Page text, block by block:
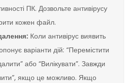
ПК. Дозвольте антивірусу
кожен файл.
Коли антивірус виявить
варіанти дій: “Перемістити
або “Вилікувати”. Завжди
якщо це можливо. Якщо